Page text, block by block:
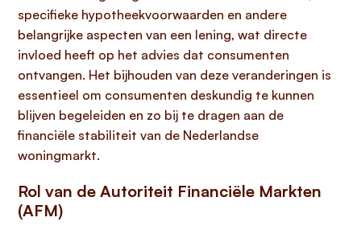
specifieke hypotheekvoorwaarden en andere
belangrijke aspecten van een lening, wat directe
invloed heeft op het advies dat consumenten
ontvangen. Het bijhouden van deze veranderingen is
essentieel om consumenten deskundig te kunnen
blijven begeleiden en zo bij te dragen aan de
financiële stabiliteit van de Nederlandse
woningmarkt.
Rol van de Autoriteit Financiële Markten
(AFM)